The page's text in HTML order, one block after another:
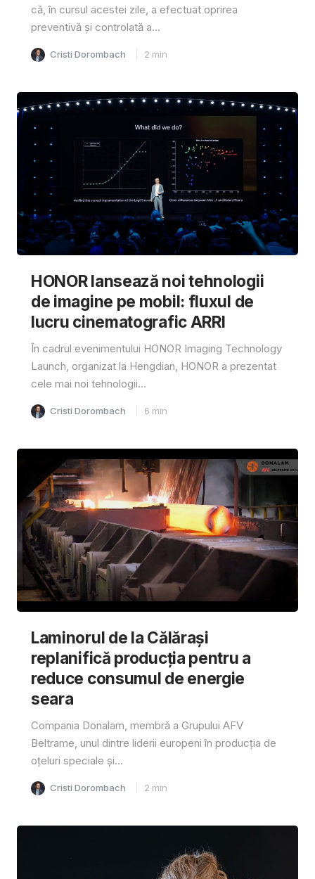
că, în cursul acestei zile, a efectuat oprirea
preventivă și controlată a...
Cristi Dorombach 2 min
HONOR lansează noi tehnologii
de imagine pe mobil: fluxul de
lucru cinematografic ARRI
În cadrul evenimentului HONOR Imaging Technology
Launch, organizat la Hengdian, HONOR a prezentat
cele mai noi tehnologii...
Cristi Dorombach 6 min
Laminorul de la Călărași
replanifică producția pentru a
reduce consumul de energie
seara
Compania Donalam, membră a Grupului AFV
Beltrame, unul dintre liderii europeni în producția de
oțeluri speciale și...
Cristi Dorombach 2 min